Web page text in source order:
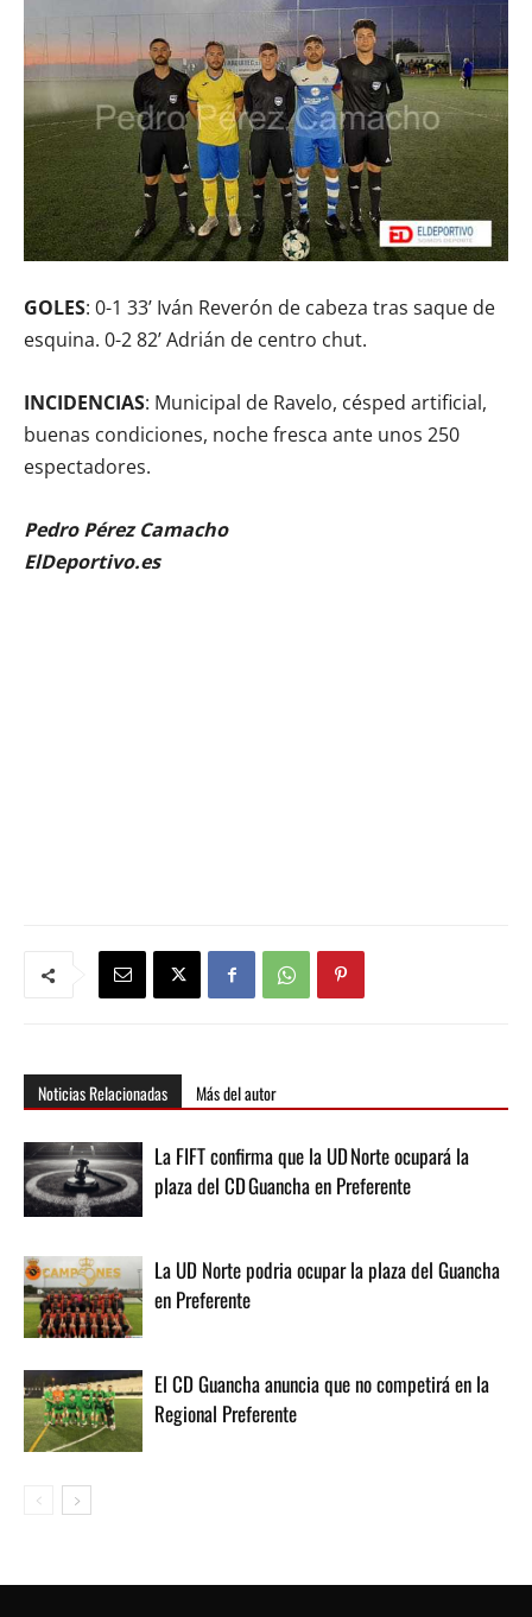
GOLES: 0-1 33’ Iván Reverón de cabeza tras saque de
esquina. 0-2 82’ Adrián de centro chut.
INCIDENCIAS: Municipal de Ravelo, césped artificial,
buenas condiciones, noche fresca ante unos 250
espectadores.
Pedro Pérez Camacho
ElDeportivo.es
Noticias Relacionadas Más del autor
La FIFT confirma que la UD Norte ocupará la
plaza del CD Guancha en Preferente
La UD Norte podria ocupar la plaza del Guancha
en Preferente
El CD Guancha anuncia que no competirá en la
Regional Preferente